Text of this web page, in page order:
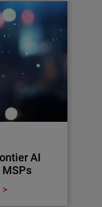
AI
MSPs